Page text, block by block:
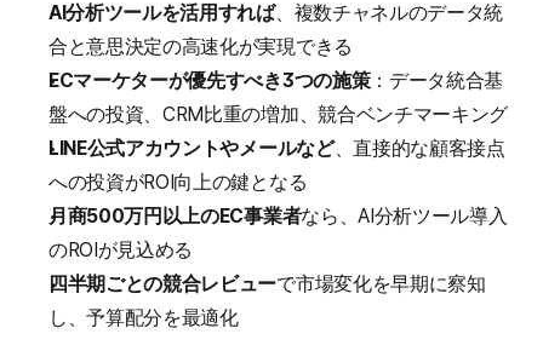
AI分析ツールを活用すれば、複数チャネルのデータ統
合と意思決定の高速化が実現できる
ECマーケターが優先すべき3つの施策：データ統合基
盤への投資、CRM比重の増加、競合ベンチマーキング
LINE公式アカウントやメールなど、直接的な顧客接点
への投資がROI向上の鍵となる
月商500万円以上のEC事業者なら、AI分析ツール導入
のROIが見込める
四半期ごとの競合レビューで市場変化を早期に察知
し、予算配分を最適化